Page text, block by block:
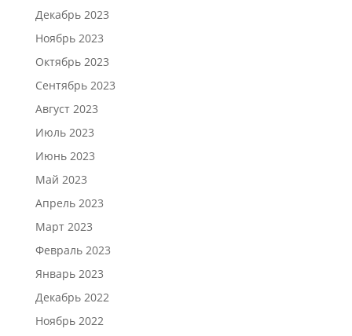
Декабрь 2023
Ноябрь 2023
Октябрь 2023
Сентябрь 2023
Август 2023
Июль 2023
Июнь 2023
Май 2023
Апрель 2023
Март 2023
Февраль 2023
Январь 2023
Декабрь 2022
Ноябрь 2022